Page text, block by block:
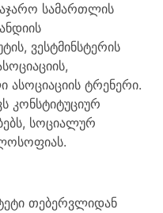
სამართლის
ვესტმინსტერის
ტრენერი.
კონსტიტუციურ
სოციალურ
თებერვლიდან